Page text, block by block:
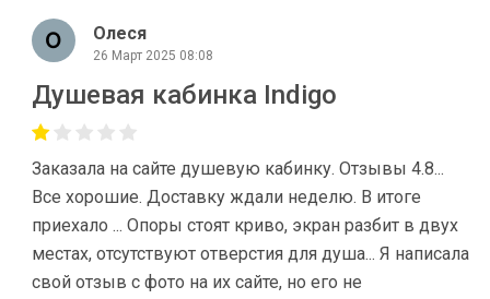
Олеся
26 Март 2025 08:08
Душевая кабинка Indigo
Заказала на сайте душевую кабинку. Отзывы 4.8...
Все хорошие. Доставку ждали неделю. В итоге
приехало ... Опоры стоят криво, экран разбит в двух
местах, отсутствуют отверстия для душа... Я написала
свой отзыв с фото на их сайте, но его не